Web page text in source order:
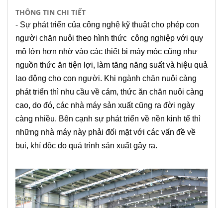
THÔNG TIN CHI TIẾT
- Sự phát triển của công nghệ kỹ thuật cho phép con
người chăn nuôi theo hình thức công nghiệp với quy
mô lớn hơn nhờ vào các thiết bị máy móc cũng như
nguồn thức ăn tiện lợi, làm tăng năng suất và hiệu quả
lao động cho con người. Khi ngành chăn nuôi càng
phát triển thì nhu cầu về cám, thức ăn chăn nuôi càng
cao, do đó, các nhà máy sản xuất cũng ra đời ngày
càng nhiều. Bên cạnh sự phát triển về nền kinh tế thì
những nhà máy này phải đối mặt với các vấn đề về
bụi, khí độc do quá trình sản xuất gây ra.